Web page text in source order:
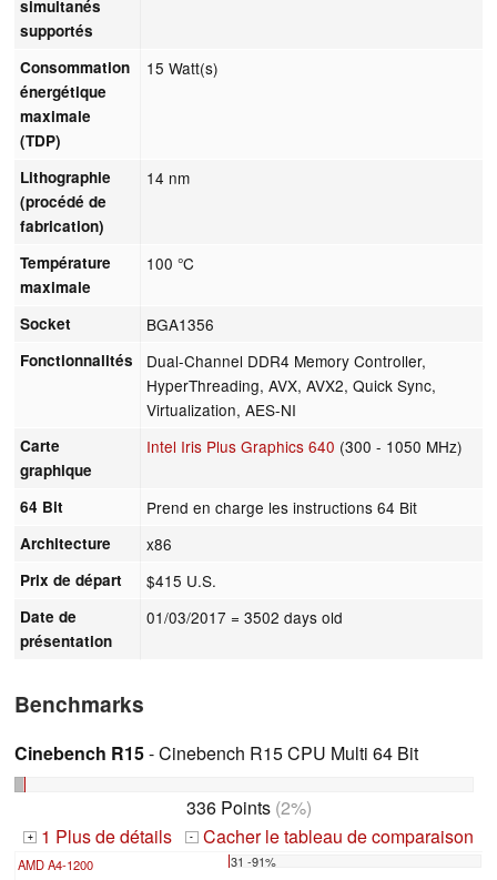
simultanés
supportés
Consommation
énergétique
maximale
(TDP)
15 Watt(s)
Lithographie
(procédé de
fabrication)
14 nm
Température
maximale
100 °C
Socket BGA1356
Fonctionnalités
Dual-Channel DDR4 Memory Controller,
HyperThreading, AVX, AVX2, Quick Sync,
Virtualization, AES-NI
Carte
graphique
Intel Iris Plus Graphics 640 (300 - 1050 MHz)
64 Bit Prend en charge les instructions 64 Bit
Architecture x86
Prix de départ $415 U.S.
Date de
présentation
01/03/2017 = 3502 days old
Benchmarks
Cinebench R15- Cinebench R15 CPU Multi 64 Bit
336 Points(2%)
+ 1 Plus de détails - Cacher le tableau de comparaison
AMD A4-1200 31 -91%